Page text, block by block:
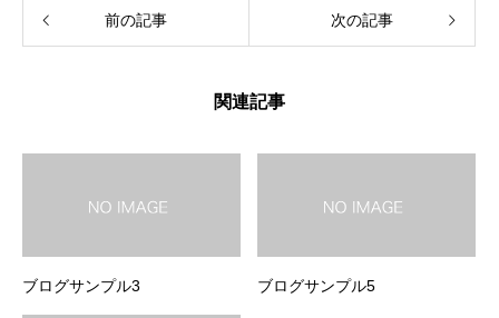
前の記事 次の記事
関連記事
ブログサンプル3 ブログサンプル5